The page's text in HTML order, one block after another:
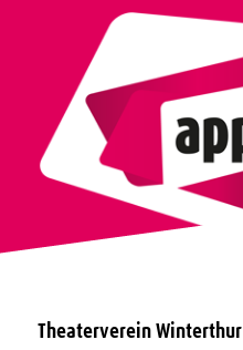
Theaterverein Winterthur